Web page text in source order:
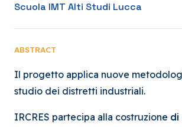
Scuola IMT Alti Studi Lucca
ABSTRACT
Il progetto applica nuove
studio dei distretti industriali.
IRCRES partecipa alla costruzione di